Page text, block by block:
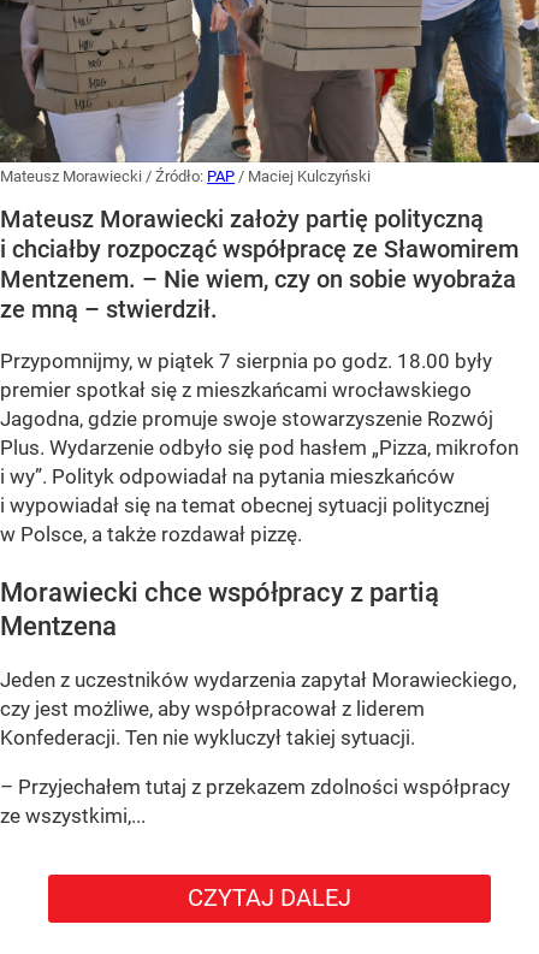
Mateusz Morawiecki / Źródło: PAP / Maciej Kulczyński
Mateusz Morawiecki założy partię polityczną
i chciałby rozpocząć współpracę ze Sławomirem
Mentzenem. – Nie wiem, czy on sobie wyobraża
ze mną – stwierdził.
Przypomnijmy, w piątek 7 sierpnia po godz. 18.00 były
premier spotkał się z mieszkańcami wrocławskiego
Jagodna, gdzie promuje swoje stowarzyszenie Rozwój
Plus. Wydarzenie odbyło się pod hasłem „Pizza, mikrofon
i wy”. Polityk odpowiadał na pytania mieszkańców
i wypowiadał się na temat obecnej sytuacji politycznej
w Polsce, a także rozdawał pizzę.
Morawiecki chce współpracy z partią
Mentzena
Jeden z uczestników wydarzenia zapytał Morawieckiego,
czy jest możliwe, aby współpracował z liderem
Konfederacji. Ten nie wykluczył takiej sytuacji.
– Przyjechałem tutaj z przekazem zdolności współpracy
ze wszystkimi,...
CZYTAJ DALEJ